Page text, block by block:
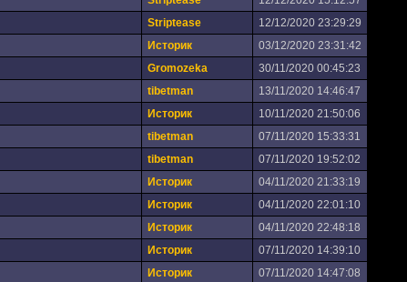
Striptease
12/12/2020 23:29:29
Историк
03/12/2020 23:31:42
Gromozeka
30/11/2020 00:45:23
tibetman
13/11/2020 14:46:47
Историк
10/11/2020 21:50:06
tibetman
07/11/2020 15:33:31
tibetman
07/11/2020 19:52:02
Историк
04/11/2020 21:33:19
Историк
04/11/2020 22:01:10
Историк
04/11/2020 22:48:18
Историк
07/11/2020 14:39:10
Историк
07/11/2020 14:47:08